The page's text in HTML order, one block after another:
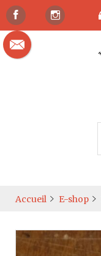
Accueil E-shop